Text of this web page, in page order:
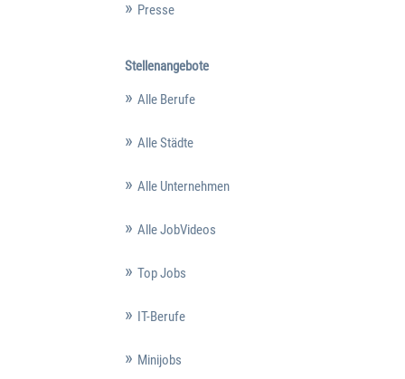
Presse
Stellenangebote
Alle Berufe
Alle Städte
Alle Unternehmen
Alle JobVideos
Top Jobs
IT-Berufe
Minijobs